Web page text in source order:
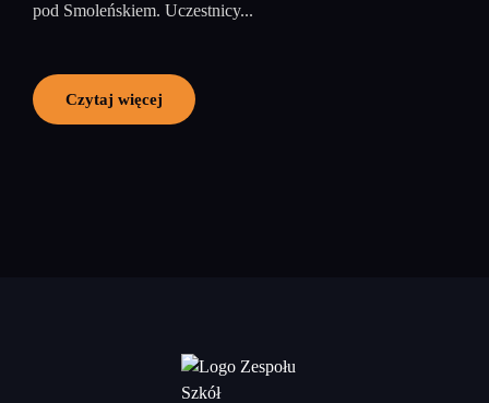
pod Smoleńskiem. Uczestnicy...
Czytaj więcej